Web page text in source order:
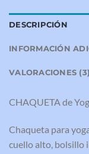
DESCRIPCIÓN
INFORMACIÓN
VALORACIONES (3)
CHAQUETA de
Chaqueta para
cuello alto, bolsillo